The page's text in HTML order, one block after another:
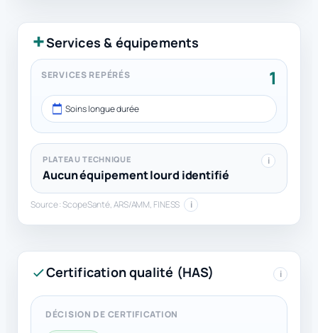
Services & équipements
SERVICES REPÉRÉS 1
Soins longue durée
PLATEAU TECHNIQUE
Aucun équipement lourd identifié
i
Source : ScopeSanté, ARS/AMM, FINESS i
Certification qualité (HAS) i
DÉCISION DE CERTIFICATION